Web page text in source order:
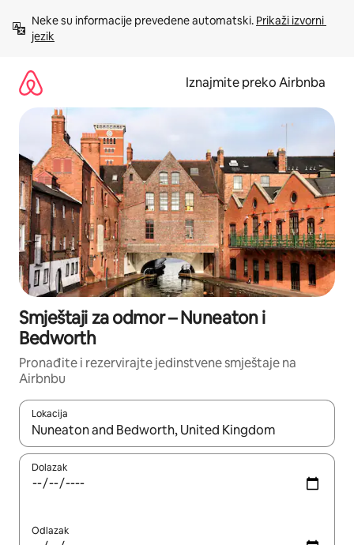
sadržaj
Neke su informacije prevedene automatski. Prikaži izvorni
jezik
Iznajmite preko Airbnba
Smještaji za odmor – Nuneaton i
Bedworth
Pronađite i rezervirajte jedinstvene smještaje na
Airbnbu
Lokacija
Kada budu dostupni rezultati, moći ćete ih pregledati
Dolazak
Odlazak